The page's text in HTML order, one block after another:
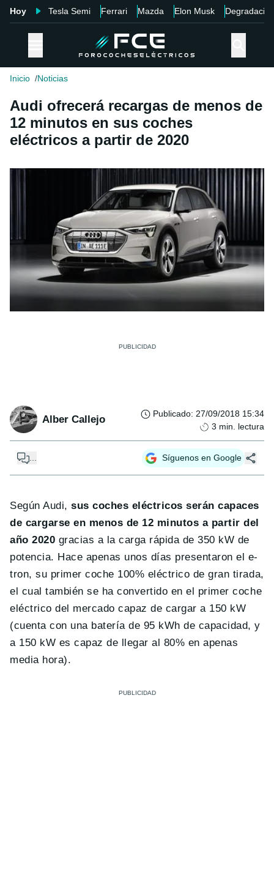
Hoy Tesla Semi Ferrari Mazda Elon Musk Degradación
Inicio Noticias
Audi ofrecerá recargas de menos de
12 minutos en sus coches
eléctricos a partir de 2020
Alber Callejo Publicado: 27/09/2018 15:34
3 min. lectura
... Síguenos en Google
Según Audi,sus coches eléctricos serán capaces
de cargarse en menos de 12 minutos a partir del
año 2020 gracias a la carga rápida de 350 kW de
potencia. Hace apenas unos días presentaron el e-
tron, su primer coche 100% eléctrico de gran tirada,
el cual también se ha convertido en el primer coche
eléctrico del mercado capaz de cargar a 150 kW
(cuenta con una batería de 95 kWh de capacidad, y
a 150 kW es capaz de llegar al 80% en apenas
media hora).